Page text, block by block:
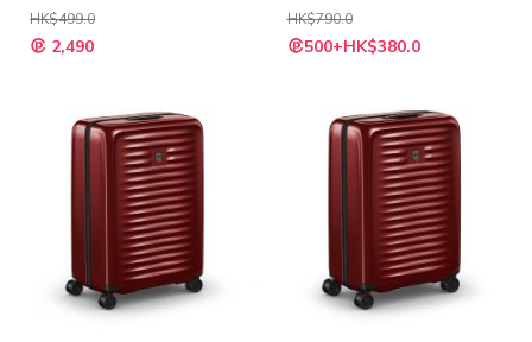
HK$499.0
2,490
HK$790.0
特
殊 500+HK$380.0